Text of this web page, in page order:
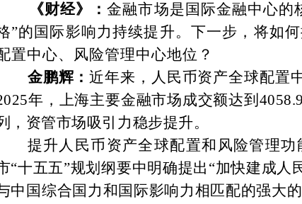
《财经》：金融市场是国际金融中心的
”的国际影响力持续提升。下一步，将如
置中心、风险管理中心地位？
金鹏辉：近年来，人民币资产全球配置
年，上海主要金融市场成交额达到
，资管市场吸引力稳步提升。
提升人民币资产全球配置和风险管理
“十五五”规划纲要中明确提出“加快建成
中国综合国力和国际影响力相匹配的强大